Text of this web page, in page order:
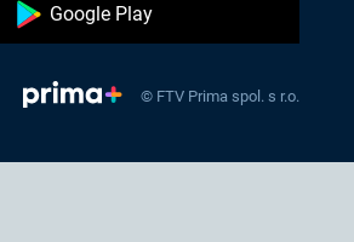
Google Play
© FTV Prima spol. s r.o.